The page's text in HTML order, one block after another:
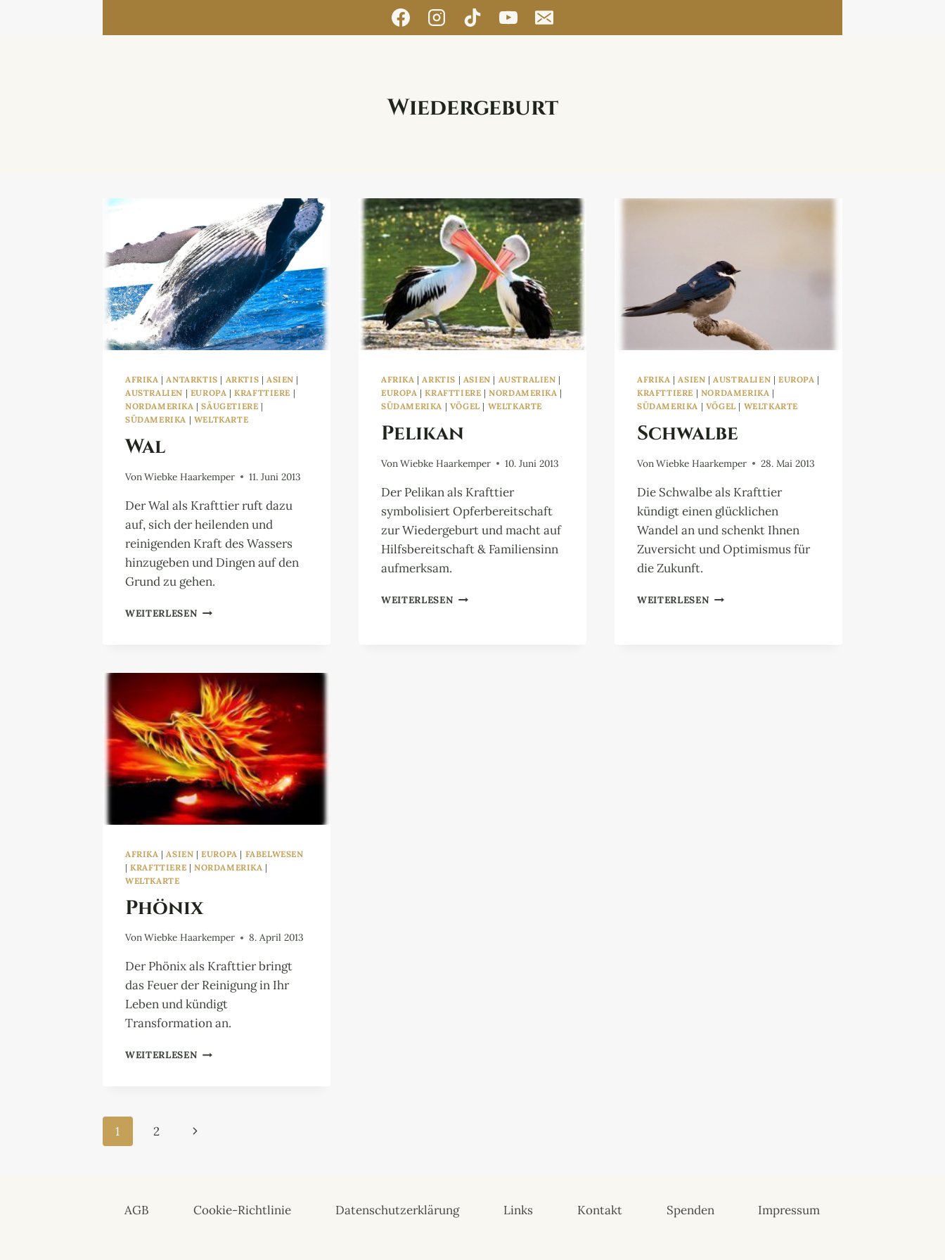
Wiedergeburt
AFRIKA |ANTARKTIS | ARKTIS | ASIEN |
AUSTRALIEN | EUROPA |KRAFTTIERE |
NORDAMERIKA |SÄUGETIERE |
SÜDAMERIKA | WELTKARTE
Wal
VonWiebke Haarkemper 11. Juni 2013
Der Wal als Krafttier ruft dazu
auf, sich der heilenden und
reinigenden Kraft des Wassers
hinzugeben und Dingen auf den
Grund zu gehen.
WEITERLESEN WAL
AFRIKA |ARKTIS | ASIEN | AUSTRALIEN |
EUROPA |KRAFTTIERE |NORDAMERIKA |
SÜDAMERIKA | VÖGEL | WELTKARTE
Pelikan
VonWiebke Haarkemper 10. Juni 2013
Der Pelikan als Krafttier
symbolisiert Opferbereitschaft
zur Wiedergeburt und macht auf
Hilfsbereitschaft & Familiensinn
aufmerksam.
WEITERLESEN PELIKAN
AFRIKA |ASIEN |AUSTRALIEN | EUROPA |
KRAFTTIERE | NORDAMERIKA |
SÜDAMERIKA | VÖGEL | WELTKARTE
Schwalbe
VonWiebke Haarkemper 28. Mai 2013
Die Schwalbe als Krafttier
kündigt einen glücklichen
Wandel an und schenkt Ihnen
Zuversicht und Optimismus für
die Zukunft.
WEITERLESEN SCHWALBE
AFRIKA | ASIEN |EUROPA | FABELWESEN
|KRAFTTIERE | NORDAMERIKA |
WELTKARTE
Phönix
VonWiebke Haarkemper 8. April 2013
Der Phönix als Krafttier bringt
das Feuer der Reinigung in Ihr
Leben und kündigt
Transformation an.
WEITERLESEN PHÖNIX
Seitennavigation
1 2
Nächste
AGB Cookie-Richtlinie Datenschutzerklärung Links Kontakt Spenden Impressum